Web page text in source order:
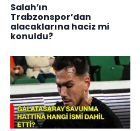
Salah’ın
Trabzonspor’dan
alacaklarına haciz mi
konuldu?